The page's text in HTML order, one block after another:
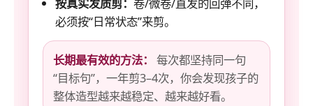
按真实发质剪： 卷/微卷/直发的回弹不同，
必须按“日常状态”来剪。
长期最有效的方法：
每次都坚持同一句
“目标句”，一年剪3–4次，你会发现孩子的
整体造型越来越稳定、越来越好看。